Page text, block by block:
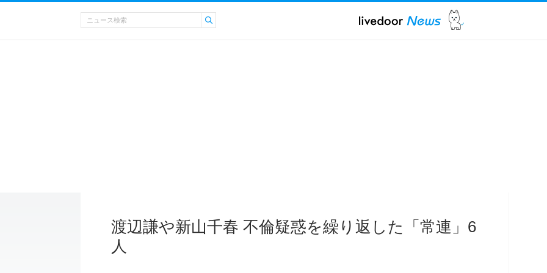
渡辺謙や新山千春 不倫疑惑を繰り返した「常連」6
人